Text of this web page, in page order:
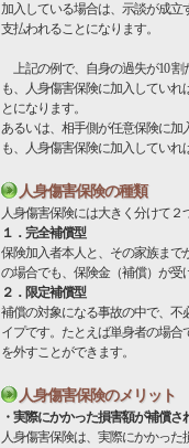
加入している場合は、示談が成立
支払われることになります。
上記の例で、自身の過失が10
も、人身傷害保険に加入していれ
とになります。
あるいは、相手側が任意保険に加
も、人身傷害保険に加入していれ
人身傷害保険の種類
人身傷害保険には大きく分けて２
１．完全補償型
保険加入者本人と、その家族まで
の場合でも、保険金（補償）が受
２．限定補償型
補償の対象になる事故の中で、不
イプです。たとえば単身者の場
を外すことができます。
人身傷害保険のメリット
・実際にかかった損害額が補償さ
人身傷害保険は、実際にかかった